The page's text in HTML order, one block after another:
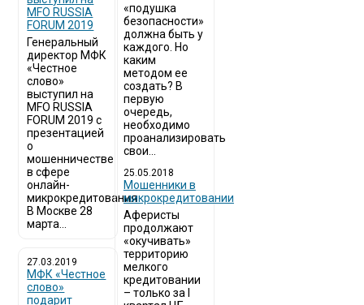
MFO RUSSIA
FORUM 2019
Генеральный
директор МФК
«Честное
слово»
выступил на
MFO RUSSIA
FORUM 2019 с
презентацией
о
мошенничестве
в сфере
онлайн-
микрокредитования
В Москве 28
марта...
27.03.2019
МФК «Честное
слово»
подарит
«подушка
безопасности»
должна быть у
каждого. Но
каким
методом ее
создать? В
первую
очередь,
необходимо
проанализировать
свои...
25.05.2018
Мошенники в
микрокредитовании
Аферисты
продолжают
«окучивать»
территорию
мелкого
кредитовании
– только за I